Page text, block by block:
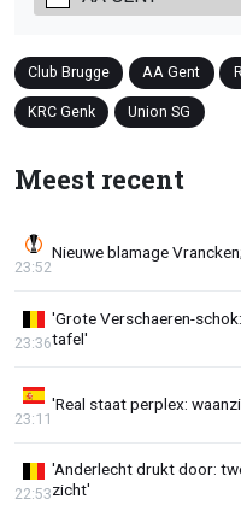
Club Brugge AA Gent
KRC Genk Union SG
Meest recent
Nieuwe blamage
23:52
'Grote Verschaeren-
tafel'
23:36
'Real staat perplex:
23:11
'Anderlecht drukt door:
zicht'
22:53